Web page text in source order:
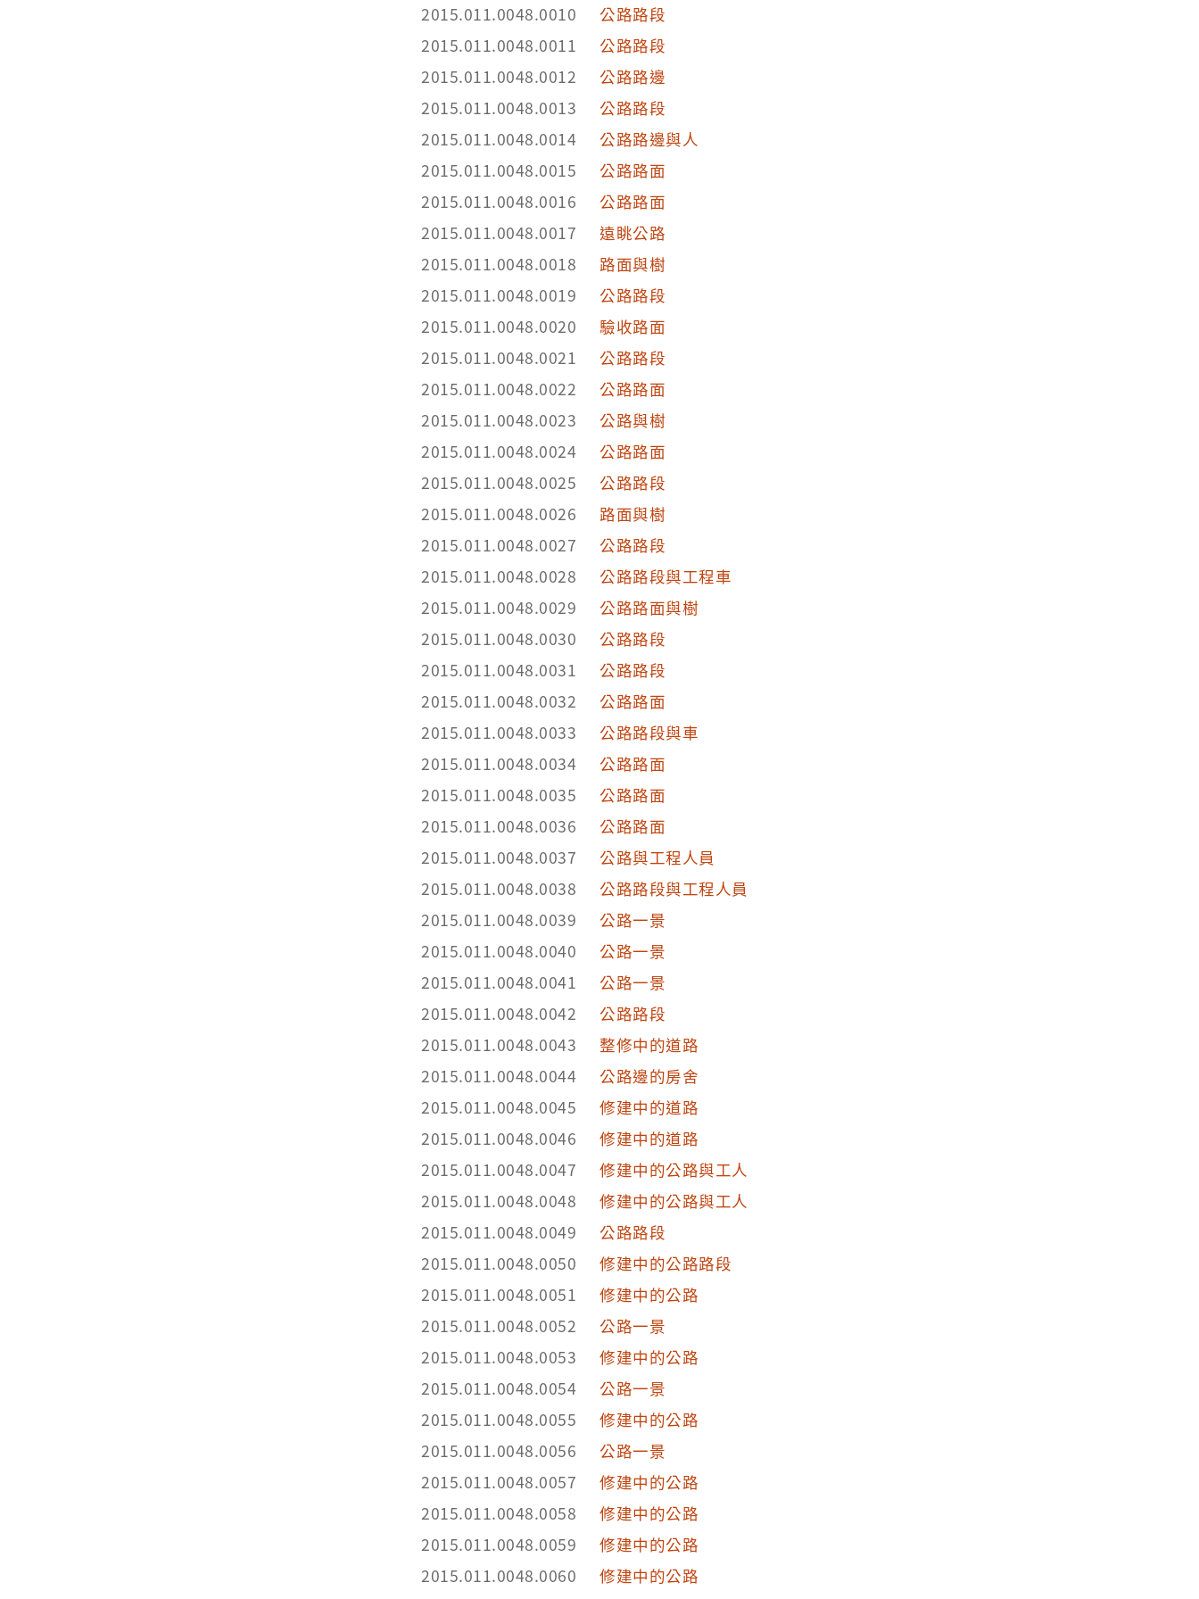
2015.011.0048.0010
公路路段
2015.011.0048.0011
公路路段
2015.011.0048.0012
公路路邊
2015.011.0048.0013
公路路段
2015.011.0048.0014
公路路邊與人
2015.011.0048.0015
公路路面
2015.011.0048.0016
公路路面
2015.011.0048.0017
遠眺公路
2015.011.0048.0018
路面與樹
2015.011.0048.0019
公路路段
2015.011.0048.0020
驗收路面
2015.011.0048.0021
公路路段
2015.011.0048.0022
公路路面
2015.011.0048.0023
公路與樹
2015.011.0048.0024
公路路面
2015.011.0048.0025
公路路段
2015.011.0048.0026
路面與樹
2015.011.0048.0027
公路路段
2015.011.0048.0028
公路路段與工程車
2015.011.0048.0029
公路路面與樹
2015.011.0048.0030
公路路段
2015.011.0048.0031
公路路段
2015.011.0048.0032
公路路面
2015.011.0048.0033
公路路段與車
2015.011.0048.0034
公路路面
2015.011.0048.0035
公路路面
2015.011.0048.0036
公路路面
2015.011.0048.0037
公路與工程人員
2015.011.0048.0038
公路路段與工程人員
2015.011.0048.0039
公路一景
2015.011.0048.0040
公路一景
2015.011.0048.0041
公路一景
2015.011.0048.0042
公路路段
2015.011.0048.0043
整修中的道路
2015.011.0048.0044
公路邊的房舍
2015.011.0048.0045
修建中的道路
2015.011.0048.0046
修建中的道路
2015.011.0048.0047
修建中的公路與工人
2015.011.0048.0048
修建中的公路與工人
2015.011.0048.0049
公路路段
2015.011.0048.0050
修建中的公路路段
2015.011.0048.0051
修建中的公路
2015.011.0048.0052
公路一景
2015.011.0048.0053
修建中的公路
2015.011.0048.0054
公路一景
2015.011.0048.0055
修建中的公路
2015.011.0048.0056
公路一景
2015.011.0048.0057
修建中的公路
2015.011.0048.0058
修建中的公路
2015.011.0048.0059
修建中的公路
2015.011.0048.0060
修建中的公路